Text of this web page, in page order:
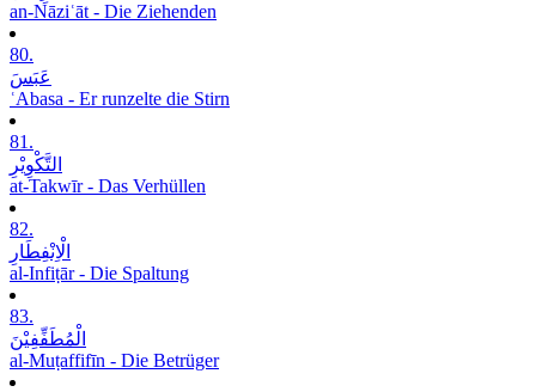
an-Nāziʿāt - Die Ziehenden
80.
عَبَسَ
ʿAbasa - Er runzelte die Stirn
81.
التَّکْوِیْرِ
at-Takwīr - Das Verhüllen
82.
الْاِنْفِطَارِ
al-Infiṭār - Die Spaltung
83.
الْمُطَفِّفِیْنَ
al-Muṭaffifīn - Die Betrüger